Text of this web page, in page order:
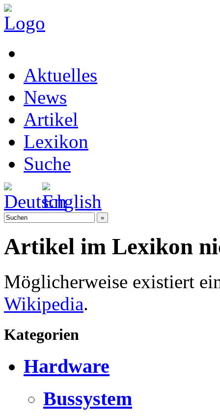
Aktuelles
News
Artikel
Lexikon
Suche
Artikel im Lexikon
Möglicherweise existiert
Wikipedia.
Kategorien
Hardware
Bussystem